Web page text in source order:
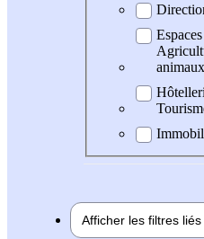
Afficher les filtres liés